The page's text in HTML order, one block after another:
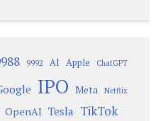
9992 AI Apple ChatGPT
IPO Meta Netflix
OpenAI Tesla TikTok